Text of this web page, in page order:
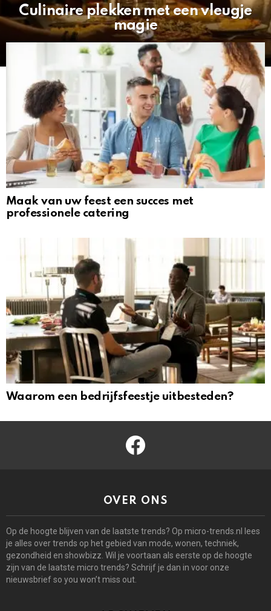
Culinaire plekken met een vleugje
magie
Maak van uw feest een succes met
professionele catering
Waarom een bedrijfsfeestje uitbesteden?
facebook
OVER ONS
Op de hoogte blijven van de laatste trends? Op micro-trends.nl lees
je alles over trends op het gebied van mode, wonen, techniek,
gezondheid en showbizz. Wil je voortaan als eerste op de hoogte
zijn van de laatste micro trends? Schrijf je dan in voor onze
nieuwsbrief so you won’t miss out.